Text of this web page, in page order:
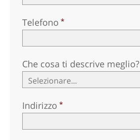
Telefono
Che cosa ti descrive meglio?
Indirizzo